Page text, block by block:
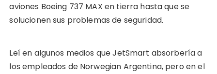
aviones Boeing 737 MAX en tierra hasta que se
solucionen sus problemas de seguridad.
Leí en algunos medios que JetSmart absorbería a
los empleados de Norwegian Argentina, pero en el